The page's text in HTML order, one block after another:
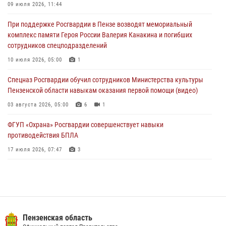
В Управлении Росгвардии по Пензенской области подвели итоги
04 августа 2026, 06:08
Росгвардия обеспечила безопасность праздничных мероприятий в
День ВДВ в Пензе
09 июля 2026, 11:44
При поддержке Росгвардии в Пензе возводят мемориальный
комплекс памяти Героя России Валерия Канакина и погибших
сотрудников спецподразделений
10 июля 2026, 05:00 1
Спецназ Росгвардии обучил сотрудников Министерства культуры
Пензенской области навыкам оказания первой помощи (видео)
03 августа 2026, 05:00 6 1
ФГУП «Охрана» Росгвардии совершенствует навыки
противодействия БПЛА
17 июля 2026, 07:47 3
Военнослужащие Росгвардии в Заречном приняли участие в
Пензенская область